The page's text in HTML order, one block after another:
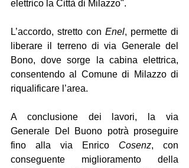
elettrico la Città di Milazzo".
L’accordo, stretto con Enel, permette di
liberare il terreno di via Generale del
Bono, dove sorge la cabina elettrica,
consentendo al Comune di Milazzo di
riqualificare l’area.
A conclusione dei lavori, la via
Generale Del Buono potrà proseguire
fino alla via Enrico Cosenz, con
conseguente miglioramento della